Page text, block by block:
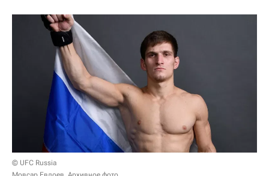
© UFC Russia